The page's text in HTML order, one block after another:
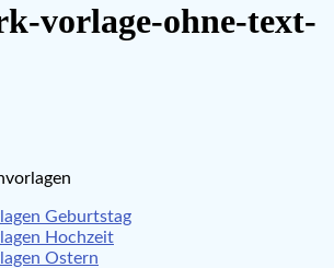
vorlage-ohne-text-
Geburtstag
Hochzeit
Ostern